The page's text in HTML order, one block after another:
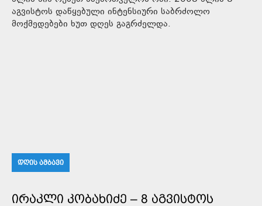
აგვისტოს დაწყებული ინტენსიური საბრძოლო
მოქმედებები ხუთ დღეს გაგრძელდა.
ᲓᲦᲘᲡ ᲐᲛᲑᲐᲕᲘ
ᲘᲠᲐᲙᲚᲘ ᲙᲝᲑᲐᲮᲘᲫᲔ – 8 ᲐᲒᲕᲘᲡᲢᲝᲡ